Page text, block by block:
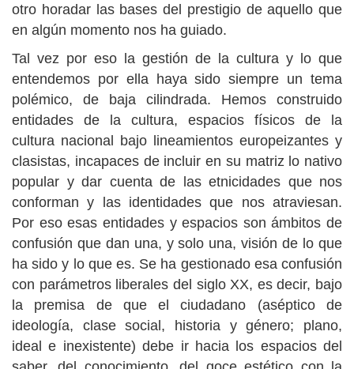
otro horadar las bases del prestigio de aquello que
en algún momento nos ha guiado.
Tal vez por eso la gestión de la cultura y lo que
entendemos por ella haya sido siempre un tema
polémico, de baja cilindrada. Hemos construido
entidades de la cultura, espacios físicos de la
cultura nacional bajo lineamientos europeizantes y
clasistas, incapaces de incluir en su matriz lo nativo
popular y dar cuenta de las etnicidades que nos
conforman y las identidades que nos atraviesan.
Por eso esas entidades y espacios son ámbitos de
confusión que dan una, y solo una, visión de lo que
ha sido y lo que es. Se ha gestionado esa confusión
con parámetros liberales del siglo XX, es decir, bajo
la premisa de que el ciudadano (aséptico de
ideología, clase social, historia y género; plano,
ideal e inexistente) debe ir hacia los espacios del